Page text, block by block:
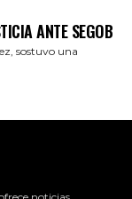
ANTE SEGOB
sostuvo una